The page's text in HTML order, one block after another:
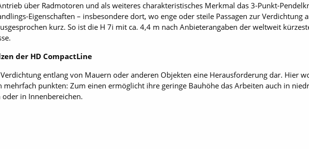
über Radmotoren und als weiteres charakteristisches Merkmal das 3-Punkt-
Eigenschaften – insbesondere dort, wo enge oder steile Passagen zur Verdichtung
kurz. So ist die H 7i mit ca. 4,4 m nach Anbieterangaben der weltweit
der HD CompactLine
entlang von Mauern oder anderen Objekten eine Herausforderung dar. Hier
mehrfach punkten: Zum einen ermöglicht ihre geringe Bauhöhe das Arbeiten auch in
in Innenbereichen.